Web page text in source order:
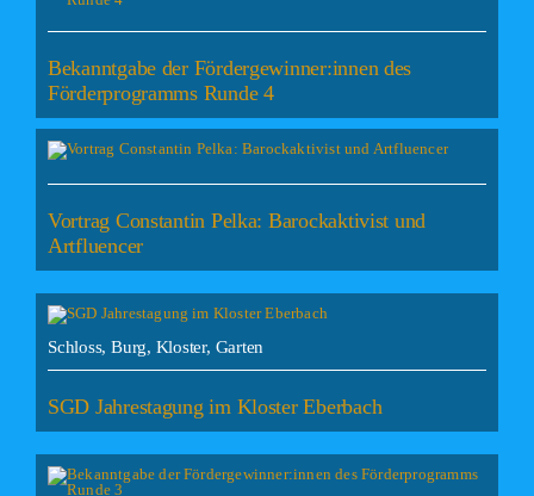
Bekanntgabe der Fördergewinner:innen des
Förderprogramms Runde 4
Vortrag Constantin Pelka: Barockaktivist und
Artfluencer
Schloss, Burg, Kloster, Garten
SGD Jahrestagung im Kloster Eberbach